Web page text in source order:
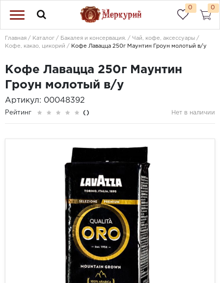
0 0
Главная Каталог Бакалея и консервация.
Чай, кофе, аксессуары
Кофе, какао, цикорий
Кофе Лавацца 250г Маунтин Гроун молотый в/у
Кофе Лавацца 250г Маунтин
Гроун молотый в/у
Артикул: 00048392
Рейтинг () Нет в наличии